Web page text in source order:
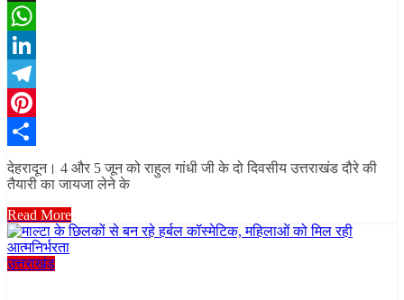
X
WhatsApp
LinkedIn
Telegram
Pinterest
Share
देहरादून। 4 और 5 जून को राहुल गांधी जी के दो दिवसीय उत्तराखंड दौरे की
तैयारी का जायजा लेने के
Read More
उत्तराखंड